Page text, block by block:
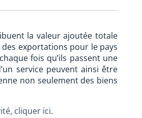
la valeur ajoutée totale
exportations pour le pays
fois qu’ils passent une
service peuvent ainsi être
non seulement des biens
cliquer ici.